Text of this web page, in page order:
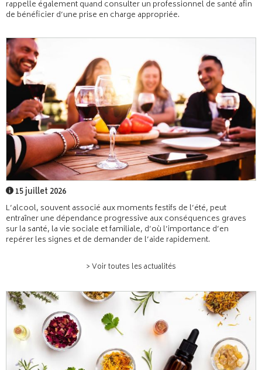
rappelle également quand consulter un professionnel de santé afin
de bénéficier d’une prise en charge appropriée.
15 juillet 2026
L’alcool, souvent associé aux moments festifs de l’été, peut
entraîner une dépendance progressive aux conséquences graves
sur la santé, la vie sociale et familiale, d’où l’importance d’en
repérer les signes et de demander de l’aide rapidement.
> Voir toutes les actualités